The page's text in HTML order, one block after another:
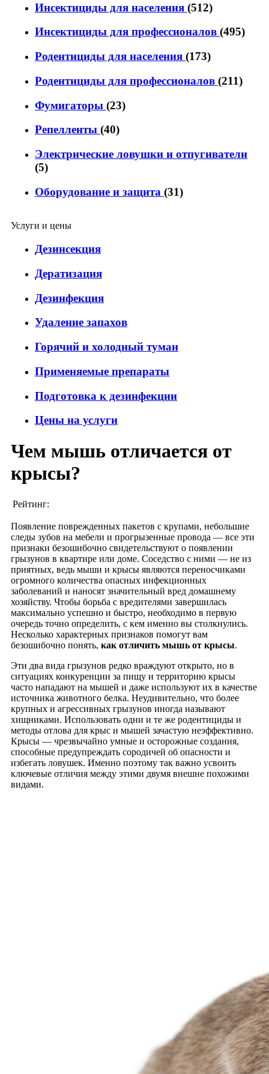
Инсектициды для населения (512)
Инсектициды для профессионалов (495)
Родентициды для населения (173)
Родентициды для профессионалов (211)
Фумигаторы (23)
Репелленты (40)
Электрические ловушки и отпугиватели
(5)
Оборудование и защита (31)
Услуги и цены
Дезинсекция
Дератизация
Дезинфекция
Удаление запахов
Горячий и холодный туман
Применяемые препараты
Подготовка к дезинфекции
Цены на услуги
Чем мышь отличается от
крысы?
Рейтинг:
Появление поврежденных пакетов с крупами, небольшие
следы зубов на мебели и прогрызенные провода — все эти
признаки безошибочно свидетельствуют о появлении
грызунов в квартире или доме. Соседство с ними — не из
приятных, ведь мыши и крысы являются переносчиками
огромного количества опасных инфекционных
заболеваний и наносят значительный вред домашнему
хозяйству. Чтобы борьба с вредителями завершилась
максимально успешно и быстро, необходимо в первую
очередь точно определить, с кем именно вы столкнулись.
Несколько характерных признаков помогут вам
безошибочно понять, как отличить мышь от крысы.
Эти два вида грызунов редко враждуют открыто, но в
ситуациях конкуренции за пищу и территорию крысы
часто нападают на мышей и даже используют их в качестве
источника животного белка. Неудивительно, что более
крупных и агрессивных грызунов иногда называют
хищниками. Использовать одни и те же родентициды и
методы отлова для крыс и мышей зачастую неэффективно.
Крысы — чрезвычайно умные и осторожные создания,
способные предупреждать сородичей об опасности и
избегать ловушек. Именно поэтому так важно усвоить
ключевые отличия между этими двумя внешне похожими
видами.